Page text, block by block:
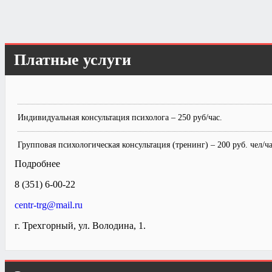
Платные услуги
Индивидуальная консультация психолога – 250 руб/час.
Групповая психологическая консультация (тренинг) – 200 руб. чел/
Подробнее
8 (351) 6-00-22
centr-trg@mail.ru
г. Трехгорный, ул. Володина, 1.